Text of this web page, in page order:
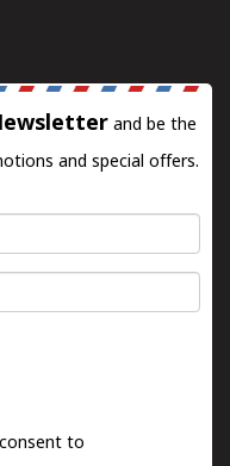
and be the
and special offers.
to